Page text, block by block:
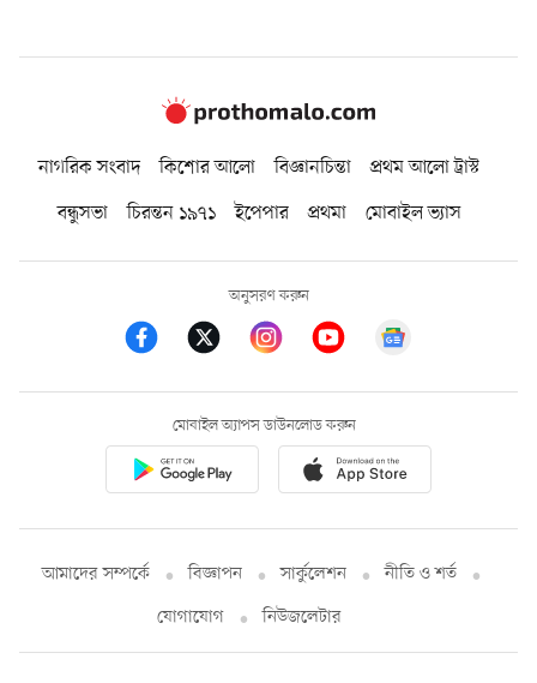
নাগরিক সংবাদ কিশোর আলো বিজ্ঞানচিন্তা
প্রথম আলো ট্রাস্ট
বন্ধুসভা
চিরন্তন ১৯৭১ ইপেপার প্রথমা মোবাইল ভ্যাস
অনুসরণ করুন
মোবাইল অ্যাপস ডাউনলোড করুন
আমাদের সম্পর্কে বিজ্ঞাপন সার্কুলেশন
নীতি ও শর্ত
যোগাযোগ
নিউজলেটার